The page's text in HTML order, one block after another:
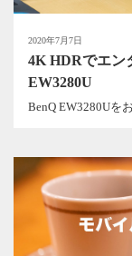
2020年7月7日
4K HDRでエン
EW3280U
BenQ EW3280Uを